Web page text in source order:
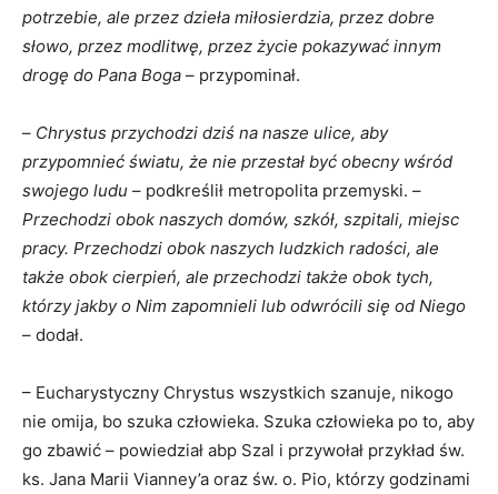
potrzebie, ale przez dzieła miłosierdzia, przez dobre
słowo, przez modlitwę, przez życie pokazywać innym
drogę do Pana Boga – przypominał.
– Chrystus przychodzi dziś na nasze ulice, aby
przypomnieć światu, że nie przestał być obecny wśród
swojego ludu – podkreślił metropolita przemyski. –
Przechodzi obok naszych domów, szkół, szpitali, miejsc
pracy. Przechodzi obok naszych ludzkich radości, ale
także obok cierpień, ale przechodzi także obok tych,
którzy jakby o Nim zapomnieli lub odwrócili się od Niego
– dodał.
– Eucharystyczny Chrystus wszystkich szanuje, nikogo
nie omija, bo szuka człowieka. Szuka człowieka po to, aby
go zbawić – powiedział abp Szal i przywołał przykład św.
ks. Jana Marii Vianney’a oraz św. o. Pio, którzy godzinami